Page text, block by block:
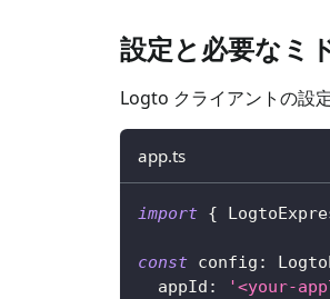
設定と必要なミ
Logto クライアントの設
app.ts
import {
const config :
  appId
: '<your-